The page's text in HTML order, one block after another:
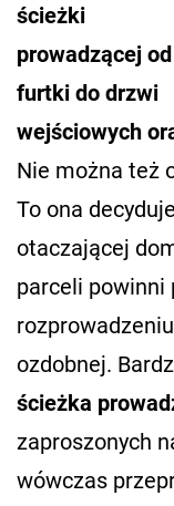
ścieżki
prowadzącej od
furtki do drzwi
wejściowych
Nie można też
To ona
otaczającej
parceli powinni
ozdobnej.
ścieżka
zaproszonych
wówczas